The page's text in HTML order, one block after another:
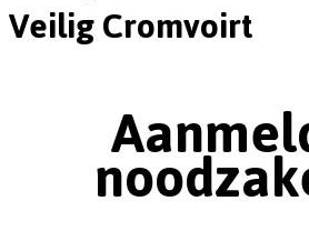
Veilig Cromvoirt